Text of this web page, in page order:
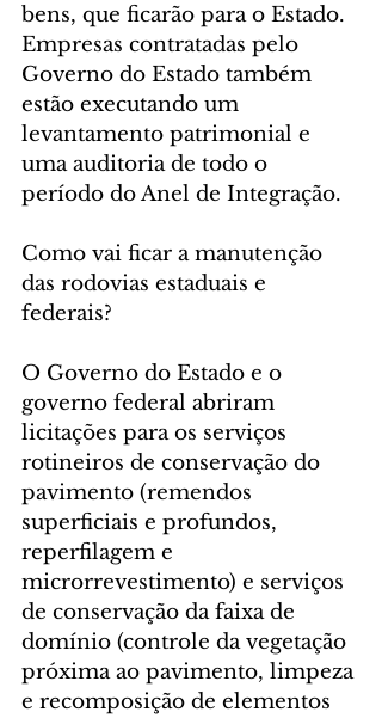
bens, que ficarão para o Estado.
Empresas contratadas pelo
Governo do Estado também
estão executando um
levantamento patrimonial e
uma auditoria de todo o
período do Anel de Integração.
Como vai ficar a manutenção
das rodovias estaduais e
federais?
O Governo do Estado e o
governo federal abriram
licitações para os serviços
rotineiros de conservação do
pavimento (remendos
superficiais e profundos,
reperfilagem e
microrrevestimento) e serviços
de conservação da faixa de
domínio (controle da vegetação
próxima ao pavimento, limpeza
e recomposição de elementos